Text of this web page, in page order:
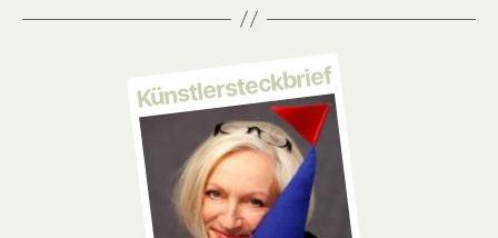
Künstlersteckbrief